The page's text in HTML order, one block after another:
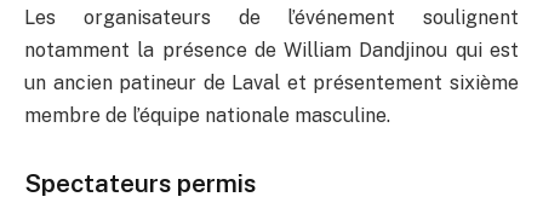
Les organisateurs de l’événement soulignent
notamment la présence de William Dandjinou qui est
un ancien patineur de Laval et présentement sixième
membre de l’équipe nationale masculine.
Spectateurs permis